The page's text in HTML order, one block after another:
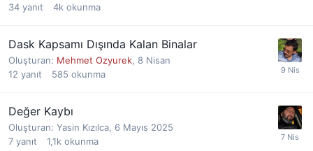
34 yanıt 4k okunma
Dask Kapsamı Dışında Kalan Binalar
Oluşturan: Mehmet Ozyurek, 8 Nisan
12 yanıt 585 okunma
Değer Kaybı
Oluşturan: Yasin Kızılca, 6 Mayıs 2025
7 yanıt 1,1k okunma